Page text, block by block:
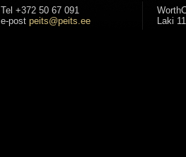
Tel +372 50 67 091
e-post peits@peits.ee
Laki